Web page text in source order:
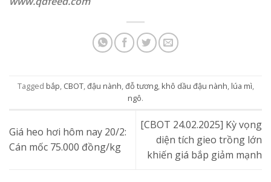
Tagged bắp, CBOT,đậu nành,đỗ tương, khô dầu đậu nành, lúa mì,
ngô.
Giá heo hơi hôm nay 20/2:
Cán mốc 75.000 đồng/kg
[CBOT 24.02.2025] Kỳ vọng
diện tích gieo trồng lớn
khiến giá bắp giảm mạnh